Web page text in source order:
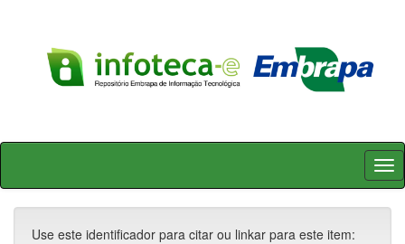
Skip
Use este identificador para citar ou linkar para este item: